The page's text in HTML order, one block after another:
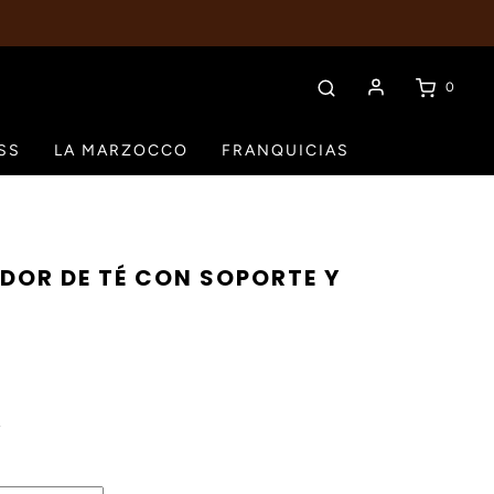
0
LA MARZOCCO FRANQUICIAS
DE TÉ CON SOPORTE Y